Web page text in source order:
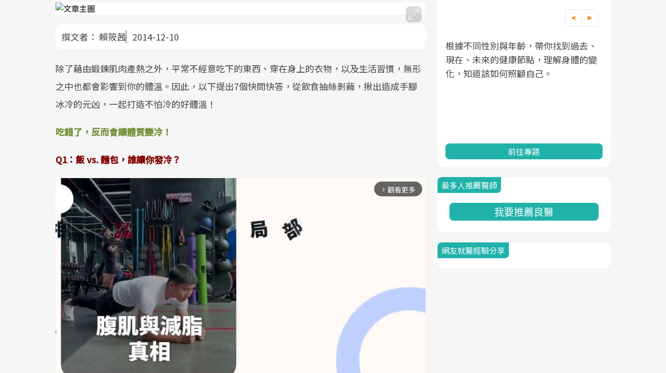
撰文者： 賴筱茜 2014-12-10
除了藉由鍛鍊肌肉產熱之外，平常不經意吃下的東西、穿在身上的衣物，以及生活習慣，無形
之中也都會影響到你的體溫。因此，以下提出7個快問快答，從飲食抽絲剝繭，揪出造成手腳
冰冷的元凶，一起打造不怕冷的好體溫！
吃錯了，反而會讓體質變冷！
Q1：飯vs.麵包，誰讓你發冷？
arrow_forward_ios 觀看更多
政策如「健康台灣推動委員會」與「長
照3.0」的推進，「預防醫學」已成全民
全面啟動你的健康革命！
建立對亞健康的認知，進而引導實際的
改善行動。
根據不同性別與年齡，帶你找到過去、
現在、未來的健康節點，理解身體的變
化，知道該如何照顧自己。
前往專題
最多人推薦醫師
我要推薦良醫
網友就醫經驗分享